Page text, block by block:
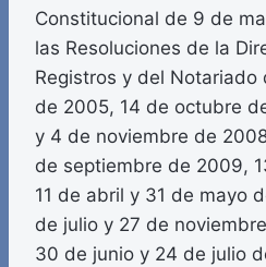
Constitucional de 9 de
las Resoluciones de la
Registros y del Notariado
de 2005, 14 de octubre
y 4 de noviembre de
de septiembre de 2009,
11 de abril y 31 de mayo
de julio y 27 de
30 de junio y 24 de julio